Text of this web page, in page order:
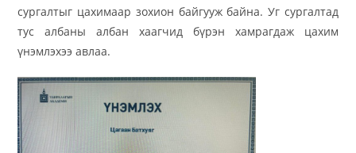
сургалтыг цахимаар зохион байгууж байна. Уг сургалтад
тус албаны албан хаагчид бүрэн хамрагдаж цахим
үнэмлэхээ авлаа.